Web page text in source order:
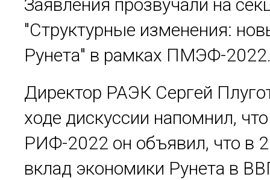
Заявления прозвучали на
"Структурные изменения:
Рунета" в рамках ПМЭФ-
Директор РАЭК Сергей
ходе дискуссии напомнил,
РИФ-2022 он объявил, что в
вклад экономики Рунета в